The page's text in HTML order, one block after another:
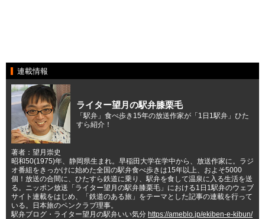
連載情報
ライター望月の駅弁膝栗毛
「駅弁」食べ歩き15年の放送作家が「1日1駅弁」ひた
すら紹介！
著者：望月崇史
昭和50(1975)年、静岡県生まれ。早稲田大学在学中から、放送作家に。ラジ
オ番組をきっかけに始めた全国の駅弁食べ歩きは15年以上、およそ5000
個！放送の合間に、ひたすら鉄道に乗り、駅弁を食して温泉に入る生活を送
る。ニッポン放送「ライター望月の駅弁膝栗毛」における1日1駅弁のウェブ
サイト連載をはじめ、「鉄道のある旅」をテーマとした記事の連載を行って
いる。日本旅のペンクラブ理事。
駅弁ブログ・ライター望月の駅弁いい気分 https://ameblo.jp/ekiben-e-kibun/